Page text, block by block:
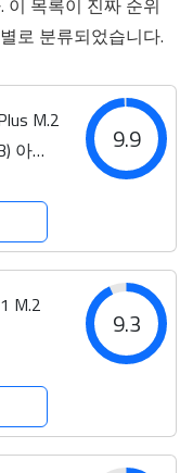
로 분류되었습니다.
M.2
아스
9.9
M.2
9.3